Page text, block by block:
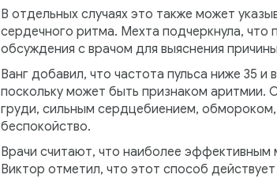
В отдельных случаях это также может
сердечного ритма. Мехта подчеркнула, что
обсуждения с врачом для выяснения
Ванг добавил, что частота пульса ниже 35
поскольку может быть признаком аритмии.
груди, сильным сердцебиением,
беспокойство.
Врачи считают, что наиболее эффективным
Виктор отметил, что этот способ